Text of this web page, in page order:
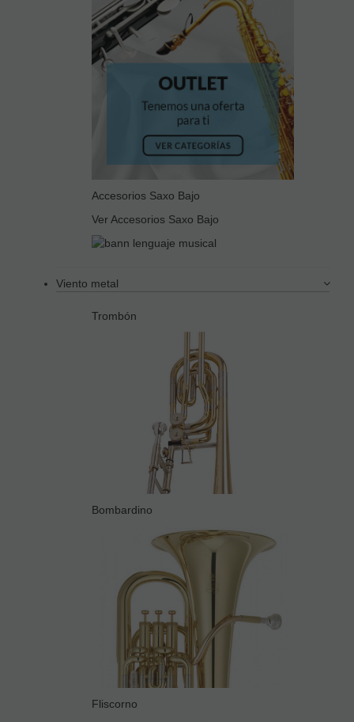
Accesorios Saxo Bajo
Ver Accesorios Saxo Bajo
Viento metal
Trombón
Bombardino
Fliscorno